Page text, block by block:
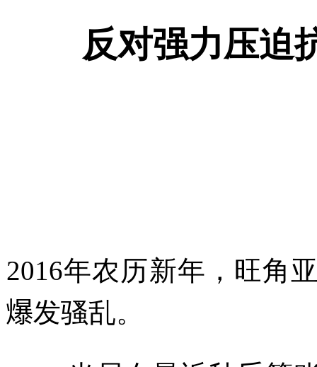
反对强力压迫
2016年农历新年，旺角
爆发骚乱。